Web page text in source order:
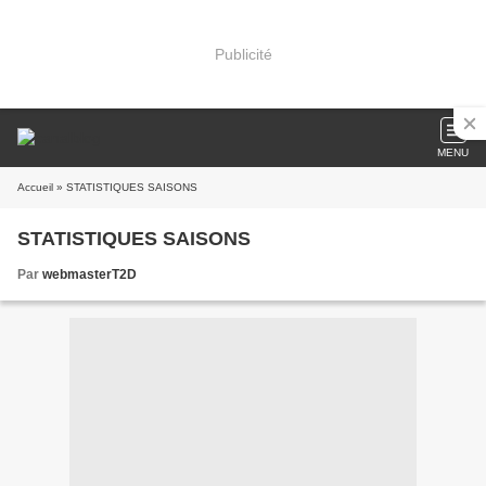
Publicité
MENU
Accueil » STATISTIQUES SAISONS
STATISTIQUES SAISONS
Par webmasterT2D